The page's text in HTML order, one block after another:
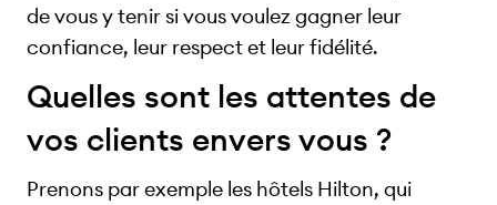
de vous y tenir si vous voulez gagner leur
confiance, leur respect et leur fidélité.
Quelles sont les attentes de
vos clients envers vous ?
Prenons par exemple les hôtels Hilton, qui